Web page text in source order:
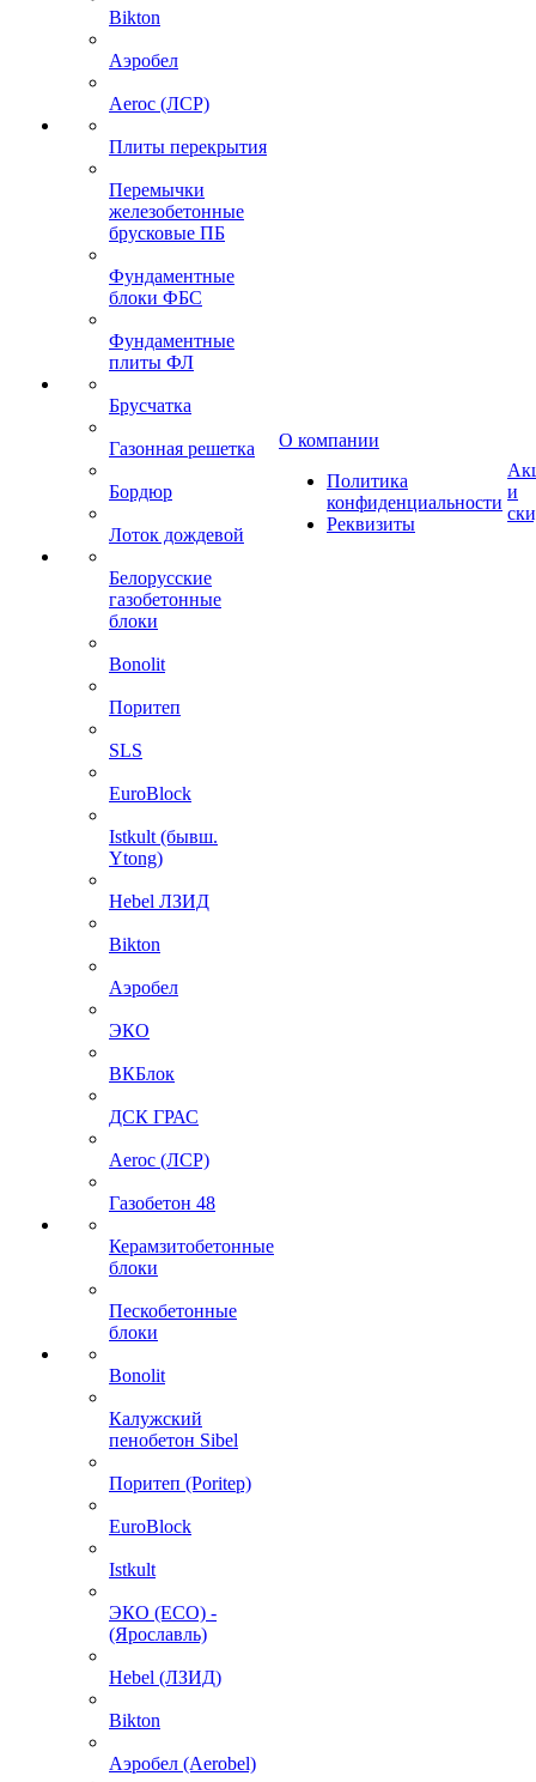
Bikton
Аэробел
Aeroc (ЛСР)
Плиты перекрытия
Перемычки
железобетонные
брусковые ПБ
Фундаментные
блоки ФБС
Фундаментные
плиты ФЛ
Брусчатка
Газонная решетка
Бордюр
Лоток дождевой
Белорусские
газобетонные
блоки
Bonolit
Поритеп
SLS
EuroBlock
Istkult (бывш.
Ytong)
Hebel ЛЗИД
Bikton
Аэробел
ЭКО
ВКБлок
ДСК ГРАС
Aeroc (ЛСР)
Газобетон 48
Керамзитобетонные
блоки
Пескобетонные
блоки
Bonolit
Калужский
пенобетон Sibel
Поритеп (Poritep)
EuroBlock
Istkult
ЭКО (ECO) -
(Ярославль)
Hebel (ЛЗИД)
Bikton
Аэробел (Aerobel)
О компании
Политика
конфиденциальности
Реквизиты
и